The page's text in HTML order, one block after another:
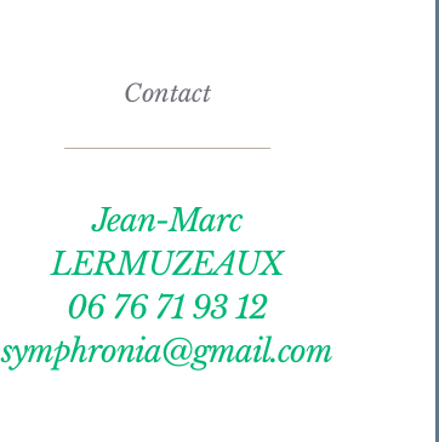
Contact
Jean-Marc
LERMUZEAUX
06 76 71 93 12
symphronia@gmail.com